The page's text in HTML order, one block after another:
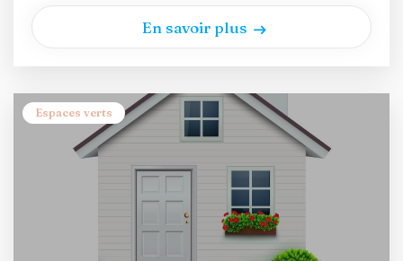
En savoir plus
Espaces verts